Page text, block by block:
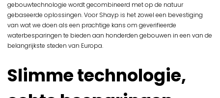
gebouwtechnologie wordt gecombineerd met op de natuur
gebaseerde oplossingen. Voor Shayp is het zowel een bevestiging
van wat we doen als een prachtige kans om geverifieerde
waterbesparingen te bieden aan honderden gebouwen in een van de
belangrijkste steden van Europa.
Slimme technologie,